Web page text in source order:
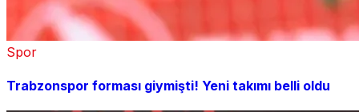
Spor
Trabzonspor forması giymişti! Yeni takımı belli oldu